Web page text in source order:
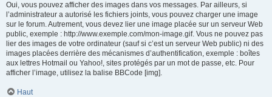
Oui, vous pouvez afficher des images dans vos messages. Par ailleurs, si
l’administrateur a autorisé les fichiers joints, vous pouvez charger une image
sur le forum. Autrement, vous devez lier une image placée sur un serveur Web
public, exemple : http://www.exemple.com/mon-image.gif. Vous ne pouvez pas
lier des images de votre ordinateur (sauf si c’est un serveur Web public) ni des
images placées derrière des mécanismes d’authentification, exemple : boîtes
aux lettres Hotmail ou Yahoo!, sites protégés par un mot de passe, etc. Pour
afficher l’image, utilisez la balise BBCode [img].
Haut